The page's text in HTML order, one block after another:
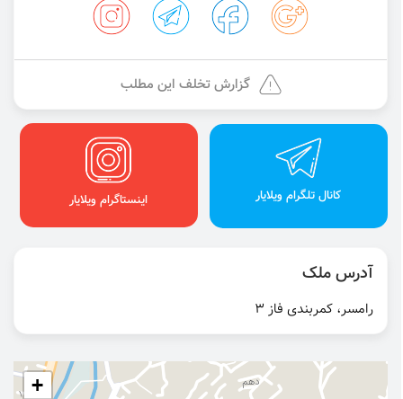
گزارش تخلف این مطلب
کانال تلگرام ویلایار اینستاگرام ویلایار
آدرس ملک
رامسر، کمربندی فاز 3
+